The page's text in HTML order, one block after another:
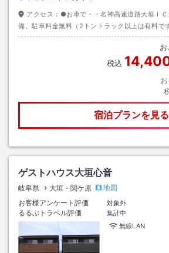
アクセス： ●お車で・・名神高速道路大垣Ｉ
備。駐車料金無料（2トントラック以上は有料で
い。）●公共交通機関で・・ＪＲ東海道本線 大
お
税込
宿泊プランを見る
ゲストハウス大垣心音
岐阜県 大垣・関ケ原
地図
お客様アンケート評価
対象外
るるぶトラベル評価
集計中
無線LAN